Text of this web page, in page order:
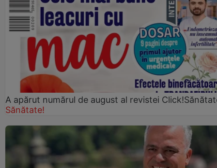
A apărut numărul de august al revistei
Sănătate!